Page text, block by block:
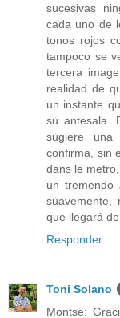
sucesivas
cada uno de
tonos rojos
tampoco se
tercera
realidad de
un instante
su antesala.
sugiere
confirma, sin
dans le
un tremendo
suavemente,
que llegará
Responder
Toni Solano
Montse: